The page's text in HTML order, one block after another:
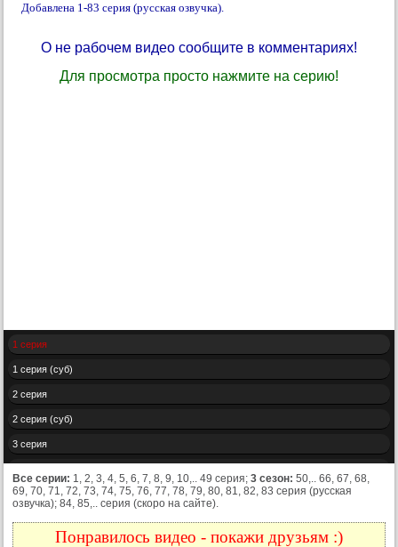
Добавлена 1-83 серия (русская озвучка).
О не рабочем видео сообщите в комментариях!
Для просмотра просто нажмите на серию!
1 серия
1 серия (суб)
2 серия
2 серия (суб)
3 серия
4 серия
5 серия
Все серии: 1, 2, 3, 4, 5, 6, 7, 8, 9, 10,.. 49 серия; 3 сезон: 50,.. 66, 67, 68,
69, 70, 71, 72, 73, 74, 75, 76, 77, 78, 79, 80, 81, 82, 83 серия (русская
озвучка); 84, 85,.. серия (скоро на сайте).
Понравилось видео - покажи друзьям :)